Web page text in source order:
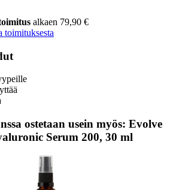
alkaen 79,90 €
toimituksesta
ostetaan usein myös: Evolve
Serum 200, 30 ml